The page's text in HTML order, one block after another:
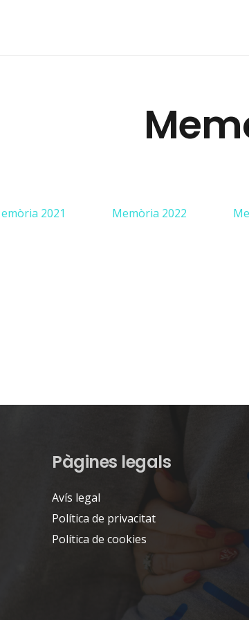
2021 Memòria 2022
Pàgines legals
Avís legal
Política de privacitat
Política de cookies